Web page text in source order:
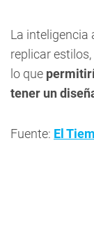
La inteligencia
replicar
lo que
tener un
Fuente: El